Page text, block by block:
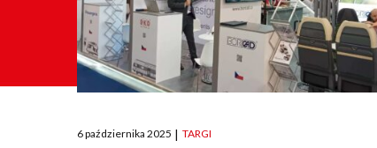
Posted
on
6 października 2025 | TARGI